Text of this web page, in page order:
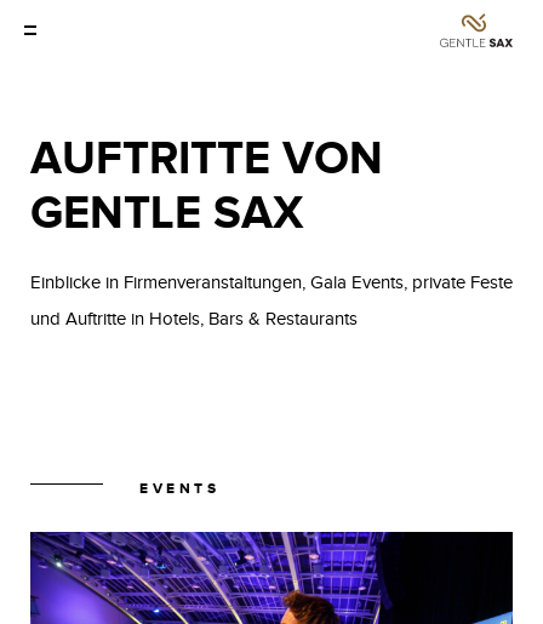
AUFTRITTE VON
GENTLE SAX
Einblicke in Firmenveranstaltungen, Gala Events, private Feste
und Auftritte in Hotels, Bars & Restaurants
EVENTS